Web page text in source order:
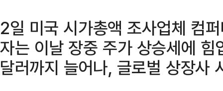
2일 미국 시가총액 조사업체 컴
자는 이날 장중 주가 상승세에
달러까지 늘어나, 글로벌 상장사